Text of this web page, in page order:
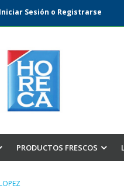
Iniciar Sesión o Registrarse
PRODUCTOS FRESCOS